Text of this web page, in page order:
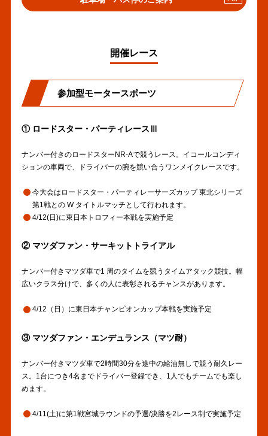
へ
開催レース
参加型モータースポーツ
① ロードスター・パーティレースⅢ
ナンバー付きのロードスターNR-Aで競うレース。イコールコンディ
ションの車両で、ドライバーの腕を競い合うワンメイクレースです。
今大会はロードスター・パーティレーサーズカップ 東北シリーズ
第1戦との W タイトルマッチとして行われます。
4/12(日)に東日本トロフィー本戦を実施予定
② マツダファン・サーキットトライアル
ナンバー付きマツダ車で1 周のタイムを競うタイムアタック競技。幅
広いクラス分けで、多くの人に表彰されるチャンスがあります。
4/12（日）に東日本チャンピオンカップ本戦を実施予定
③ マツダファン・エンデュランス（マツ耐）
ナンバー付きマツダ車で2時間30分を途中の給油無しで競う耐久レー
ス。1台につき4名までドライバー登録でき、1人でもチームでも楽し
めます。
4/11(土)に第1戦宮城ラウンドの予選/決勝を2レース制で実施予定